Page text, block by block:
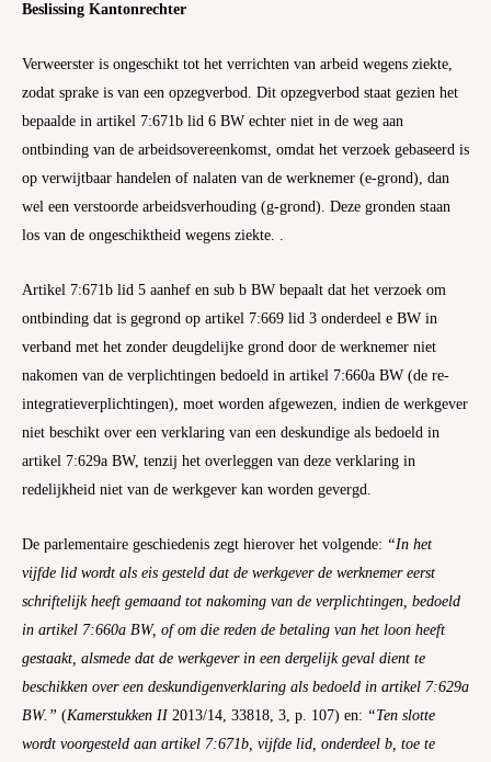
Beslissing Kantonrechter
Verweerster is ongeschikt tot het verrichten van arbeid wegens ziekte,
zodat sprake is van een opzegverbod. Dit opzegverbod staat gezien het
bepaalde in artikel 7:671b lid 6 BW echter niet in de weg aan
ontbinding van de arbeidsovereenkomst, omdat het verzoek gebaseerd is
op verwijtbaar handelen of nalaten van de werknemer (e-grond), dan
wel een verstoorde arbeidsverhouding (g-grond). Deze gronden staan
los van de ongeschiktheid wegens ziekte. .
Artikel 7:671b lid 5 aanhef en sub b BW bepaalt dat het verzoek om
ontbinding dat is gegrond op artikel 7:669 lid 3 onderdeel e BW in
verband met het zonder deugdelijke grond door de werknemer niet
nakomen van de verplichtingen bedoeld in artikel 7:660a BW (de re-
integratieverplichtingen), moet worden afgewezen, indien de werkgever
niet beschikt over een verklaring van een deskundige als bedoeld in
artikel 7:629a BW, tenzij het overleggen van deze verklaring in
redelijkheid niet van de werkgever kan worden gevergd.
De parlementaire geschiedenis zegt hierover het volgende: “In het
vijfde lid wordt als eis gesteld dat de werkgever de werknemer eerst
schriftelijk heeft gemaand tot nakoming van de verplichtingen, bedoeld
in artikel 7:660a BW, of om die reden de betaling van het loon heeft
gestaakt, alsmede dat de werkgever in een dergelijk geval dient te
beschikken over een deskundigenverklaring als bedoeld in artikel 7:629a
BW.” (Kamerstukken II 2013/14, 33818, 3, p. 107) en: “Ten slotte
wordt voorgesteld aan artikel 7:671b, vijfde lid, onderdeel b, toe te